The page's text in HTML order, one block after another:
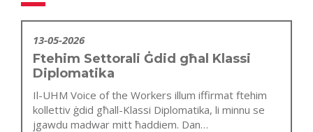
13-05-2026
Ftehim Settorali Ġdid għal Klassi
Diplomatika
Il-UHM Voice of the Workers illum iffirmat ftehim
kollettiv ġdid għall-Klassi Diplomatika, li minnu se
jgawdu madwar mitt ħaddiem. Dan…